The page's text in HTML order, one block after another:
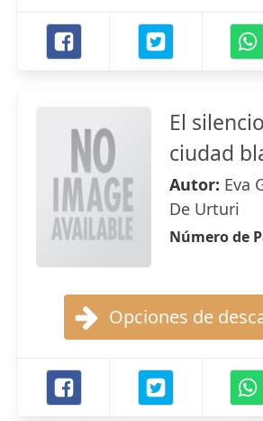
El
ciudad
Autor: Eva
De Urturi
Número de
Opciones de